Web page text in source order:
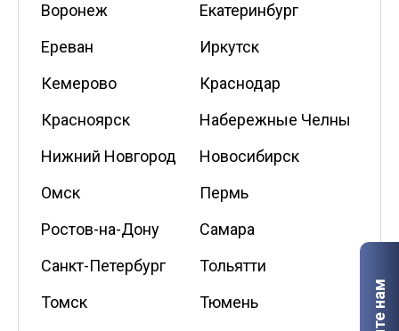
Воронеж
Екатеринбург
Ереван
Иркутск
Кемерово
Краснодар
Красноярск
Набережные Челны
Нижний Новгород
Новосибирск
Омск
Пермь
Ростов-на-Дону
Самара
Санкт-Петербург
Тольятти
Томск
Тюмень